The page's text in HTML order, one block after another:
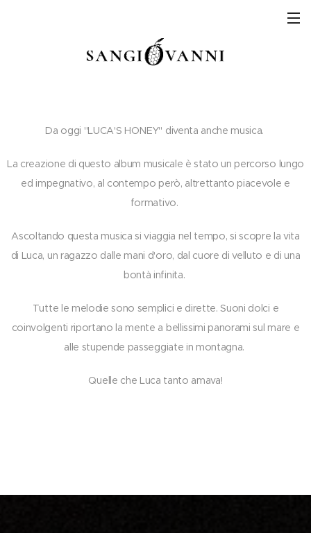
Da oggi "LUCA'S HONEY" diventa anche musica.
La creazione di questo album musicale è stato un percorso lungo
ed impegnativo, al contempo però, altrettanto piacevole e
formativo.
Ascoltando questa musica si viaggia nel tempo, si scopre la vita
di Luca, un ragazzo dalle mani d'oro, dal cuore di velluto e di una
bontà infinita.
Tutte le melodie sono semplici e dirette. Suoni dolci e
coinvolgenti riportano la mente a bellissimi panorami sul mare e
alle stupende passeggiate in montagna.
Quelle che Luca tanto amava!